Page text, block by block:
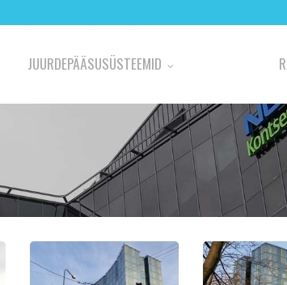
JUURDEPÄÄSUSÜSTEEMID